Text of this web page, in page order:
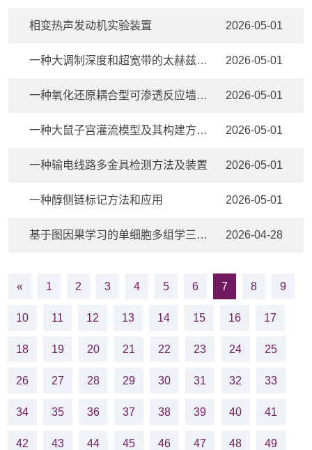
相变热声发动机实验装置 2026-05-01
一种大调制深度和超宽带的太赫兹液晶空间光调制器 2026-05-01
一种氧化还原耦合型可渗透反应墙及其评估方法 2026-05-01
一种大鼠子宫灌流模型及其构建方法与应用 2026-05-01
一种输电线路多金具检测方法及装置 2026-05-01
一种醇侧链标记方法和应用 2026-05-01
基于图因果学习的单细胞多组学三元组预测方法及系统 2026-04-28
« 1 2 3 4 5 6 7 8 9
10 11 12 13 14 15 16 17
18 19 20 21 22 23 24 25
26 27 28 29 30 31 32 33
34 35 36 37 38 39 40 41
42 43 44 45 46 47 48 49